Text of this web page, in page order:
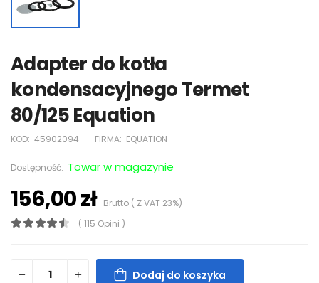
Adapter do kotła
kondensacyjnego Termet
80/125 Equation
KOD: 45902094 FIRMA: EQUATION
Dostępność: Towar w magazynie
156,00 złBrutto ( Z VAT 23%)
( 115 Opini )
Dodaj do koszyka